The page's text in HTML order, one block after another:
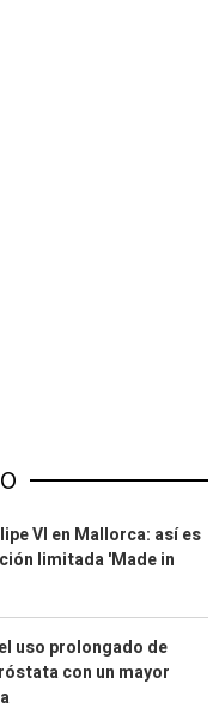
VI en Mallorca: así es
limitada 'Made in
uso prolongado de
con un mayor